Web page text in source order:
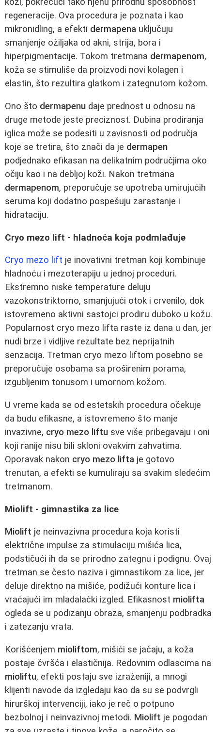
koži, pokrećući tako njenu prirodnu sposobnost
regeneracije. Ova procedura je poznata i kao
mikronidling, a efekti dermapena uključuju
smanjenje ožiljaka od akni, strija, bora i
hiperpigmentacije. Tokom tretmana dermapenom,
koža se stimuliše da proizvodi novi kolagen i
elastin, što rezultira glatkom i zategnutom kožom.
Ono što dermapenu daje prednost u odnosu na
druge metode jeste preciznost. Dubina prodiranja
iglica može se podesiti u zavisnosti od područja
koje se tretira, što znači da je dermapen
podjednako efikasan na delikatnim područjima oko
očiju kao i na debljoj koži. Nakon tretmana
dermapenom, preporučuje se upotreba umirujućih
seruma koji dodatno pospešuju zarastanje i
hidrataciju.
Cryo mezo lift - hladnoća koja podmlađuje
Cryo mezo lift je inovativni tretman koji kombinuje
hladnoću i mezoterapiju u jednoj proceduri.
Ekstremno niske temperature deluju
vazokonstriktorno, smanjujući otok i crvenilo, dok
istovremeno aktivni sastojci prodiru duboko u kožu.
Popularnost cryo mezo lifta raste iz dana u dan, jer
nudi brze i vidljive rezultate bez neprijatnih
senzacija. Tretman cryo mezo liftom posebno se
preporučuje osobama sa proširenim porama,
izgubljenim tonusom i umornom kožom.
U vreme kada se od estetskih procedura očekuje
da budu efikasne, a istovremeno što manje
invazivne, cryo mezo liftu sve više pribegavaju i oni
koji ranije nisu bili skloni ovakvim zahvatima.
Oporavak nakon cryo mezo lifta je gotovo
trenutan, a efekti se kumuliraju sa svakim sledećim
tretmanom.
Miolift - gimnastika za lice
Miolift je neinvazivna procedura koja koristi
električne impulse za stimulaciju mišića lica,
podstičući ih da se prirodno zategnu i podignu. Ovaj
tretman se često naziva i gimnastikom za lice, jer
deluje direktno na mišiće, podižući konture lica i
vraćajući im mladalački izgled. Efikasnost miolifta
ogleda se u podizanju obraza, smanjenju podbradka
i zatezanju vrata.
Korišćenjem mioliftom, mišići se jačaju, a koža
postaje čvršća i elastičnija. Redovnim odlascima na
mioliftu, efekti postaju sve izraženiji, a mnogi
klijenti navode da izgledaju kao da su se podvrgli
hirurškoj intervenciji, iako je reč o potpuno
bezbolnoj i neinvazivnoj metodi. Miolift je pogodan